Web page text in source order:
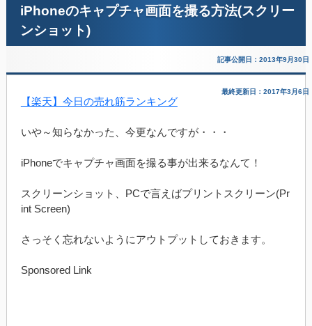
iPhoneのキャプチャ画面を撮る方法(スクリー
ンショット)
記事公開日：2013年9月30日
最終更新日：2017年3月6日
【楽天】今日の売れ筋ランキング
いや～知らなかった、今更なんですが・・・
iPhoneでキャプチャ画面を撮る事が出来るなんて！
スクリーンショット、PCで言えばプリントスクリーン(Pr
int Screen)
さっそく忘れないようにアウトプットしておきます。
Sponsored Link